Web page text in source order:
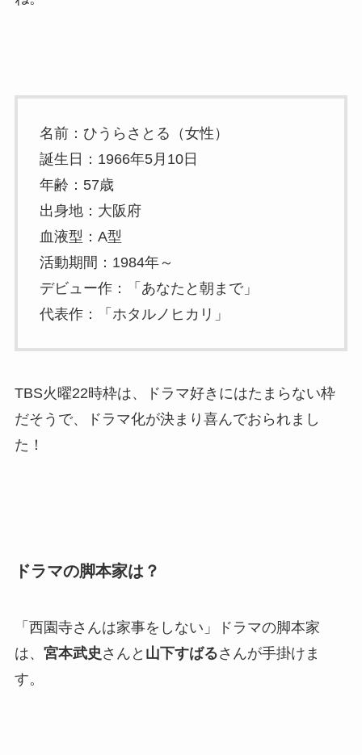
名前：ひうらさとる（女性）
誕生日：1966年5月10日
年齢：57歳
出身地：大阪府
血液型：A型
活動期間：1984年～
デビュー作：「あなたと朝まで」
代表作：「ホタルノヒカリ」
TBS火曜22時枠は、ドラマ好きにはたまらない枠
だそうで、ドラマ化が決まり喜んでおられまし
た！
ドラマの脚本家は？
「西園寺さんは家事をしない」ドラマの脚本家
は、 宮本武史 さんと 山下すばるさんが手掛けま
す。